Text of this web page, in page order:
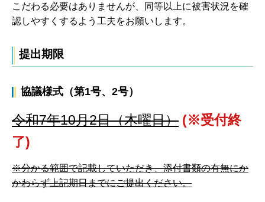
こだわる必要はありませんが、同等以上に被害状況を確
認しやすくするよう工夫をお願いします。
提出期限
協議様式（第1号、2号）
令和7年10月2日（木曜日） (※受付終
了)
※分かる範囲で記載していただき、添付書類の有無にか
かわらず上記期日までにご提出ください。